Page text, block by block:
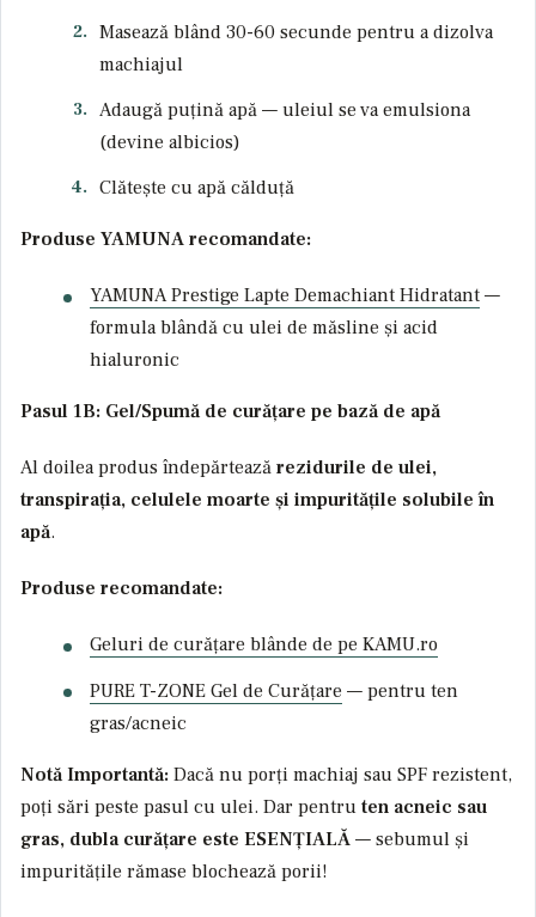
Masează blând 30-60 secunde pentru a dizolva
machiajul
Adaugă puțină apă — uleiul se va emulsiona
(devine albicios)
Clătește cu apă călduță
Produse YAMUNA recomandate:
YAMUNA Prestige Lapte Demachiant Hidratant—
formula blândă cu ulei de măsline și acid
hialuronic
Pasul 1B: Gel/Spumă de curățare pe bază de apă
Al doilea produs îndepărtează rezidurile de ulei,
transpirația, celulele moarte și impuritățile solubile în
apă.
Produse recomandate:
Geluri de curățare blânde de pe KAMU.ro
PURE T-ZONE Gel de Curățare — pentru ten
gras/acneic
Notă Importantă: Dacă nu porți machiaj sau SPF rezistent,
poți sări peste pasul cu ulei. Dar pentru ten acneic sau
gras, dubla curățare este ESENȚIALĂ — sebumul și
impuritățile rămase blochează porii!